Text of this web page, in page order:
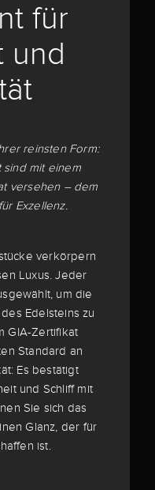
für
und
reinsten Form:
sind mit einem
versehen – dem
Exzellenz.
verkörpern
Luxus. Jeder
um die
Edelsteins zu
GIA-Zertifikat
Standard an
Es bestätigt
und Schliff mit
Sie sich das
Glanz, der für
ist.